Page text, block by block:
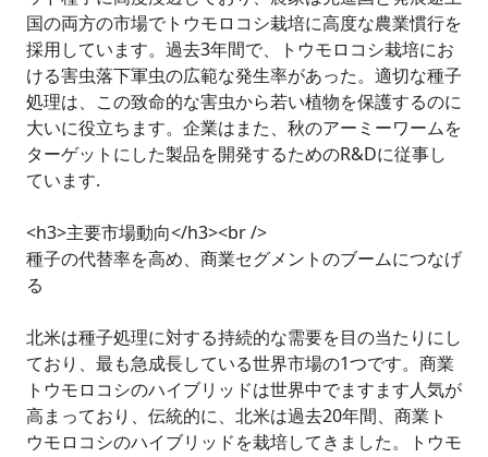
国の両方の市場でトウモロコシ栽培に高度な農業慣行を
採用しています。過去3年間で、トウモロコシ栽培にお
ける害虫落下軍虫の広範な発生率があった。適切な種子
処理は、この致命的な害虫から若い植物を保護するのに
大いに役立ちます。企業はまた、秋のアーミーワームを
ターゲットにした製品を開発するためのR&Dに従事し
ています.
<h3>主要市場動向</h3><br />
種子の代替率を高め、商業セグメントのブームにつなげ
る
北米は種子処理に対する持続的な需要を目の当たりにし
ており、最も急成長している世界市場の1つです。商業
トウモロコシのハイブリッドは世界中でますます人気が
高まっており、伝統的に、北米は過去20年間、商業ト
ウモロコシのハイブリッドを栽培してきました。トウモ